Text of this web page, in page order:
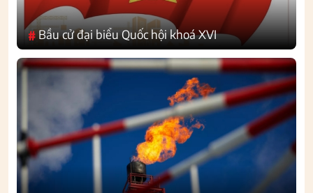
#Bầu cử đại biểu Quốc hội khoá XVI